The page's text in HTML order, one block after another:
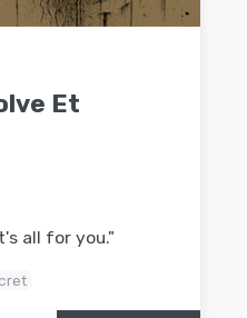
Et
all for you."